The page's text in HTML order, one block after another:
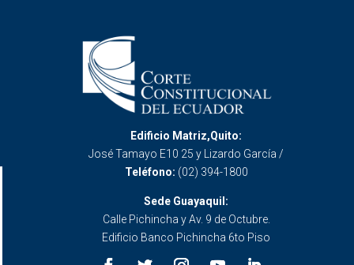
Edificio Matriz,Quito:
José Tamayo E10 25 y Lizardo García /
Teléfono: (02) 394-1800
Sede Guayaquil:
Calle Pichincha y Av. 9 de Octubre.
Edificio Banco Pichincha 6to Piso